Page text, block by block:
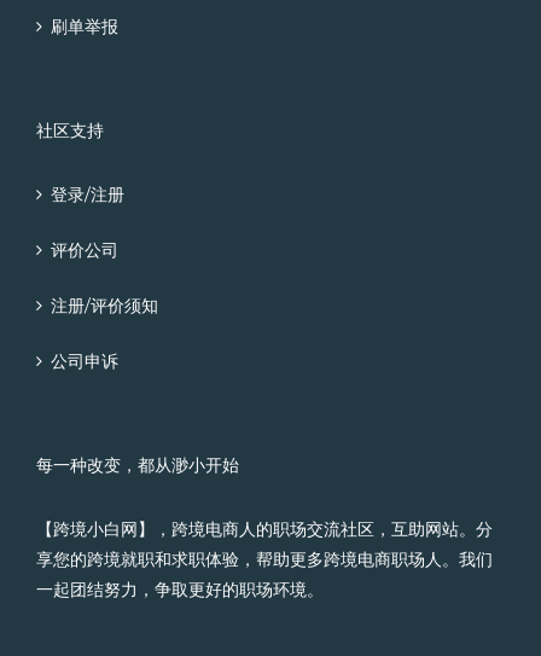
刷单举报
社区支持
登录/注册
评价公司
注册/评价须知
公司申诉
每一种改变，都从渺小开始
【跨境小白网】，跨境电商人的职场交流社区，互助网站。分
享您的跨境就职和求职体验，帮助更多跨境电商职场人。我们
一起团结努力，争取更好的职场环境。